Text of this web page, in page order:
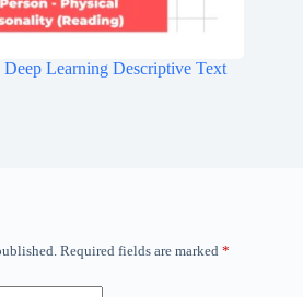
Learning Descriptive Text
Required fields are marked *